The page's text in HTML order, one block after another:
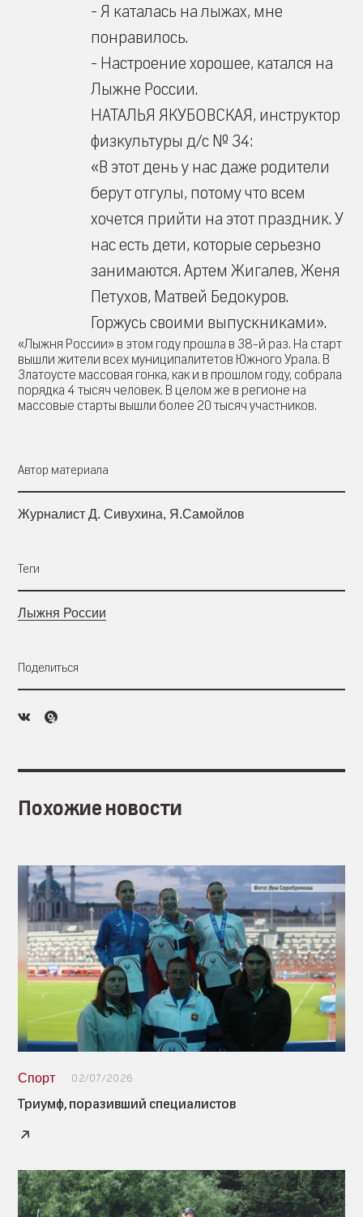
- Я каталась на лыжах, мне
понравилось.
- Настроение хорошее, катался на
Лыжне России.
НАТАЛЬЯ ЯКУБОВСКАЯ, инструктор
физкультуры д/с № 34:
«В этот день у нас даже родители
берут отгулы, потому что всем
хочется прийти на этот праздник. У
нас есть дети, которые серьезно
занимаются. Артем Жигалев, Женя
Петухов, Матвей Бедокуров.
Горжусь своими выпускниками».
«Лыжня России» в этом году прошла в 38-й раз. На старт
вышли жители всех муниципалитетов Южного Урала. В
Златоусте массовая гонка, как и в прошлом году, собрала
порядка 4 тысяч человек. В целом же в регионе на
массовые старты вышли более 20 тысяч участников.
Автор материала
Журналист Д. Сивухина, Я.Самойлов
Теги
Лыжня России
Поделиться
Похожие новости
Спорт 02/07/2026
Триумф, поразивший специалистов